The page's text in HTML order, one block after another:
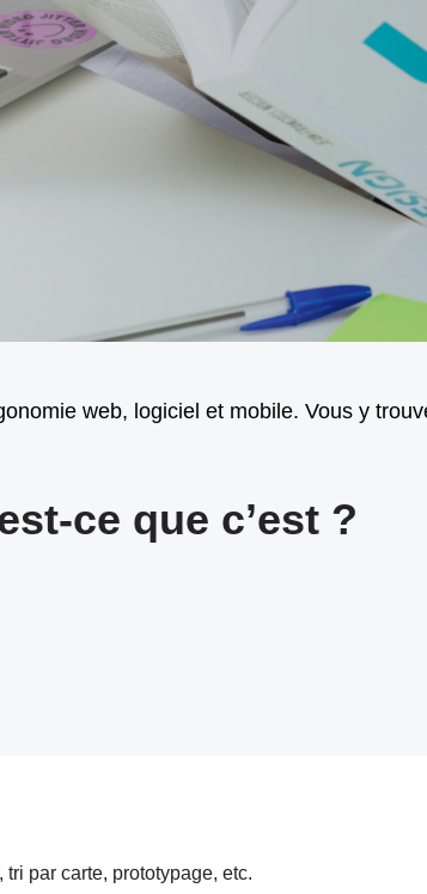
web, logiciel et mobile. Vous y
ce que c’est ?
par carte, prototypage, etc.